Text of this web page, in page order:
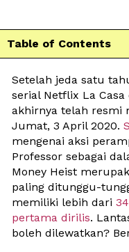
Table of Contents
Setelah jeda satu
serial Netflix La Casa
akhirnya telah resmi
Jumat, 3 April 2020.
mengenai aksi
Professor sebagai
Money Heist
paling ditunggu-
memiliki lebih dari
pertama dirilis.
boleh dilewatkan?